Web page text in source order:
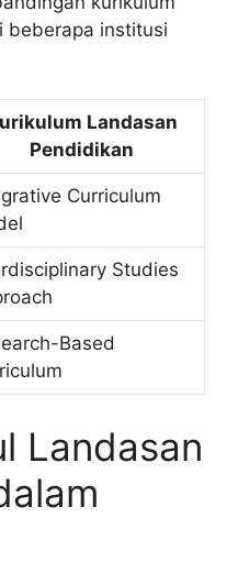
beberapa institusi
Landasan
Pendidikan
Curriculum
Studies
Based
Landasan